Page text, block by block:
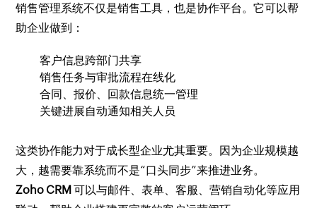
销售管理系统不仅是销售工具，也是协作平台。它可以帮
助企业做到：
客户信息跨部门共享
销售任务与审批流程在线化
合同、报价、回款信息统一管理
关键进展自动通知相关人员
这类协作能力对于成长型企业尤其重要。因为企业规模越
大，越需要靠系统而不是“口头同步”来推进业务。
Zoho CRM 可以与邮件、表单、客服、营销自动化等应用